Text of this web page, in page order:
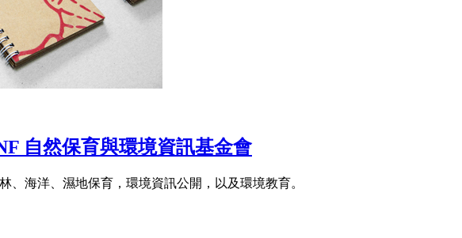
自然保育與環境資訊基金會
、海洋、濕地保育，環境資訊公開，以及環境教育。